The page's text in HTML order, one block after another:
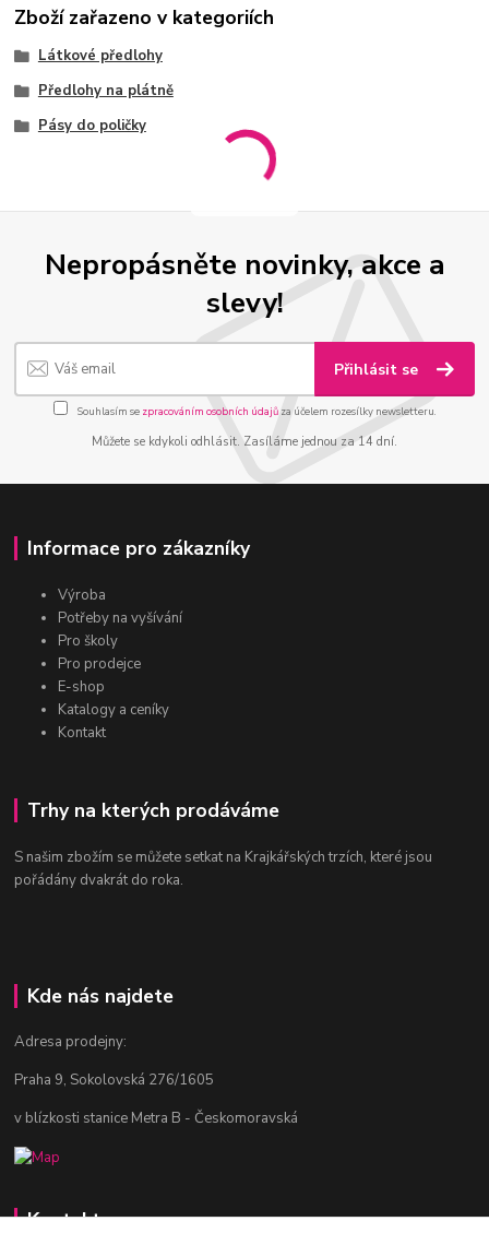
Zboží zařazeno v kategoriích
Látkové předlohy
Předlohy na plátně
Pásy do poličky
Nepropásněte novinky, akce a
slevy!
Přihlásit se
Souhlasím se zpracováním osobních údajůza účelem rozesílky newsletteru.
Můžete se kdykoli odhlásit. Zasíláme jednou za 14 dní.
Informace pro zákazníky
Výroba
Potřeby na vyšívání
Pro školy
Pro prodejce
E-shop
Katalogy a ceníky
Kontakt
Trhy na kterých prodáváme
S našim zbožím se můžete setkat na Krajkářských trzích, které jsou
pořádány dvakrát do roka.
Kde nás najdete
Adresa prodejny:
Praha 9, Sokolovská 276/1605
v blízkosti stanice Metra B - Českomoravská
Kontakty